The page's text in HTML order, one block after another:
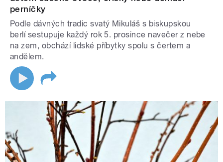
perníčky
Podle dávných tradic svatý Mikuláš s biskupskou
berlí sestupuje každý rok 5. prosince navečer z nebe
na zem, obchází lidské příbytky spolu s čertem a
andělem.